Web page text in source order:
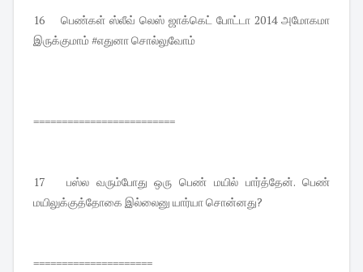
16 பெண்கள் ஸ்லீவ் லெஸ் ஜாக்கெட் போட்டா 2014 அமோகமா
இருக்குமாம் #எதுனா சொல்லுவோம்
=========================
17 பஸ்ல வரும்போது ஒரு பெண் மயில் பார்த்தேன். பெண்
மயிலுக்குத்தோகை இல்லைனு யார்யா சொன்னது?
=====================